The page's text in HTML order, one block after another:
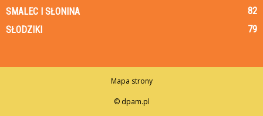
SMALEC I SŁONINA
82
SŁODZIKI
79
Mapa strony
© dpam.pl